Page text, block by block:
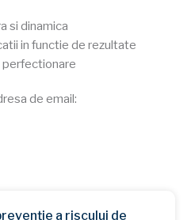
si dinamica
in functie de rezultate
perfectionare
de email:
a riscului de